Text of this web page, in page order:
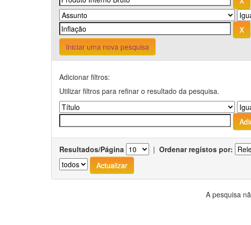
Iniciar uma nova pesquisa
Adicionar filtros:
Utilizar filtros para refinar o resultado da pesquisa.
Resultados/Página | Ordenar registos por:
A pesquisa